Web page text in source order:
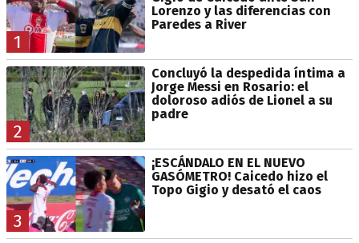
1
Lorenzo y las diferencias con
Paredes a River
2
Concluyó la despedida íntima a
Jorge Messi en Rosario: el
doloroso adiós de Lionel a su
padre
3
¡ESCÁNDALO EN EL NUEVO
GASÓMETRO! Caicedo hizo el
Topo Gigio y desató el caos